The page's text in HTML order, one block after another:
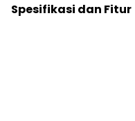
Spesifikasi dan Fitur